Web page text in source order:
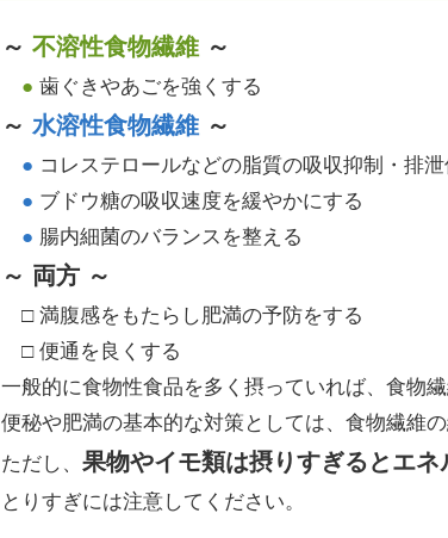
～ 不溶性食物繊維 ～
● 歯ぐきやあごを強くする
～ 水溶性食物繊維 ～
● コレステロールなどの脂質の吸収抑制・排
● ブドウ糖の吸収速度を緩やかにする
● 腸内細菌のバランスを整える
～ 両方 ～
□ 満腹感をもたらし肥満の予防をする
□ 便通を良くする
一般的に食物性食品を多く摂っていれば、食物繊
便秘や肥満の基本的な対策としては、食物繊維
ただし、 果物やイモ類は摂りすぎるとエ
とりすぎには注意してください。